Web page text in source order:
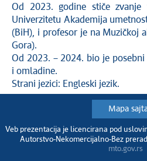
Od 2023. godine stiče zvanje
Univerzitetu Akademija
(BiH), i profesor je na Muzičkoj
Gora).
Od 2023. – 2024. bio je
i omladine.
Strani jezici: Engleski jezik.
Mapa
Veb prezentacija je licencirana pod
Autorstvo-Nekomercijalno-Bez
mto.gov.rs